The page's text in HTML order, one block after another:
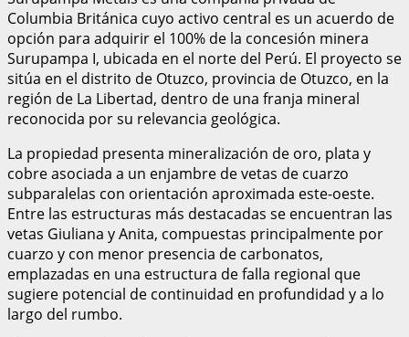
Columbia Británica cuyo activo central es un acuerdo de
opción para adquirir el 100% de la concesión minera
Surupampa I, ubicada en el norte del Perú. El proyecto se
sitúa en el distrito de Otuzco, provincia de Otuzco, en la
región de La Libertad, dentro de una franja mineral
reconocida por su relevancia geológica.
La propiedad presenta mineralización de oro, plata y
cobre asociada a un enjambre de vetas de cuarzo
subparalelas con orientación aproximada este-oeste.
Entre las estructuras más destacadas se encuentran las
vetas Giuliana y Anita, compuestas principalmente por
cuarzo y con menor presencia de carbonatos,
emplazadas en una estructura de falla regional que
sugiere potencial de continuidad en profundidad y a lo
largo del rumbo.